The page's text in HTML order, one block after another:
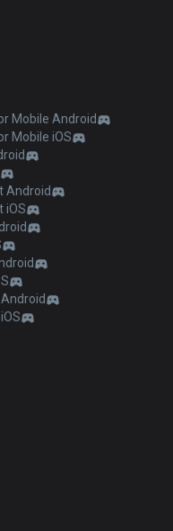
Mobile Android
Mobile iOS
Android
iOS